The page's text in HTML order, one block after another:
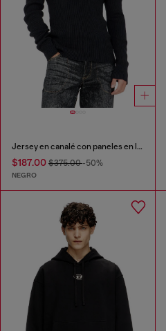
Jersey en canalé con paneles en los hombros
$187.00 $375.00-50%
NEGRO